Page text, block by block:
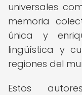
universales
memoria
única y
lingüística y
regiones del
Estos